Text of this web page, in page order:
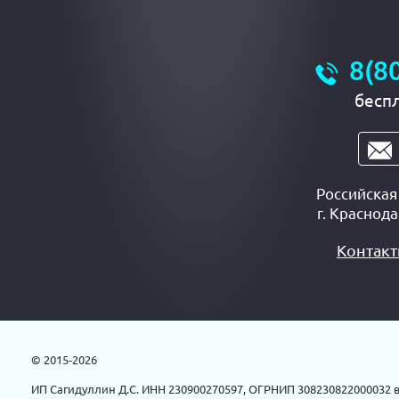
г.
© 2015-2026
ИП Сагидуллин Д.С. ИНН 230900270597, ОГРНИП 308230822000032